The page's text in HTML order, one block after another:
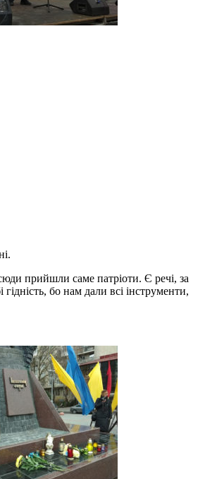
прийшли саме патріоти. Є речі, за
бо нам дали всі інструменти,